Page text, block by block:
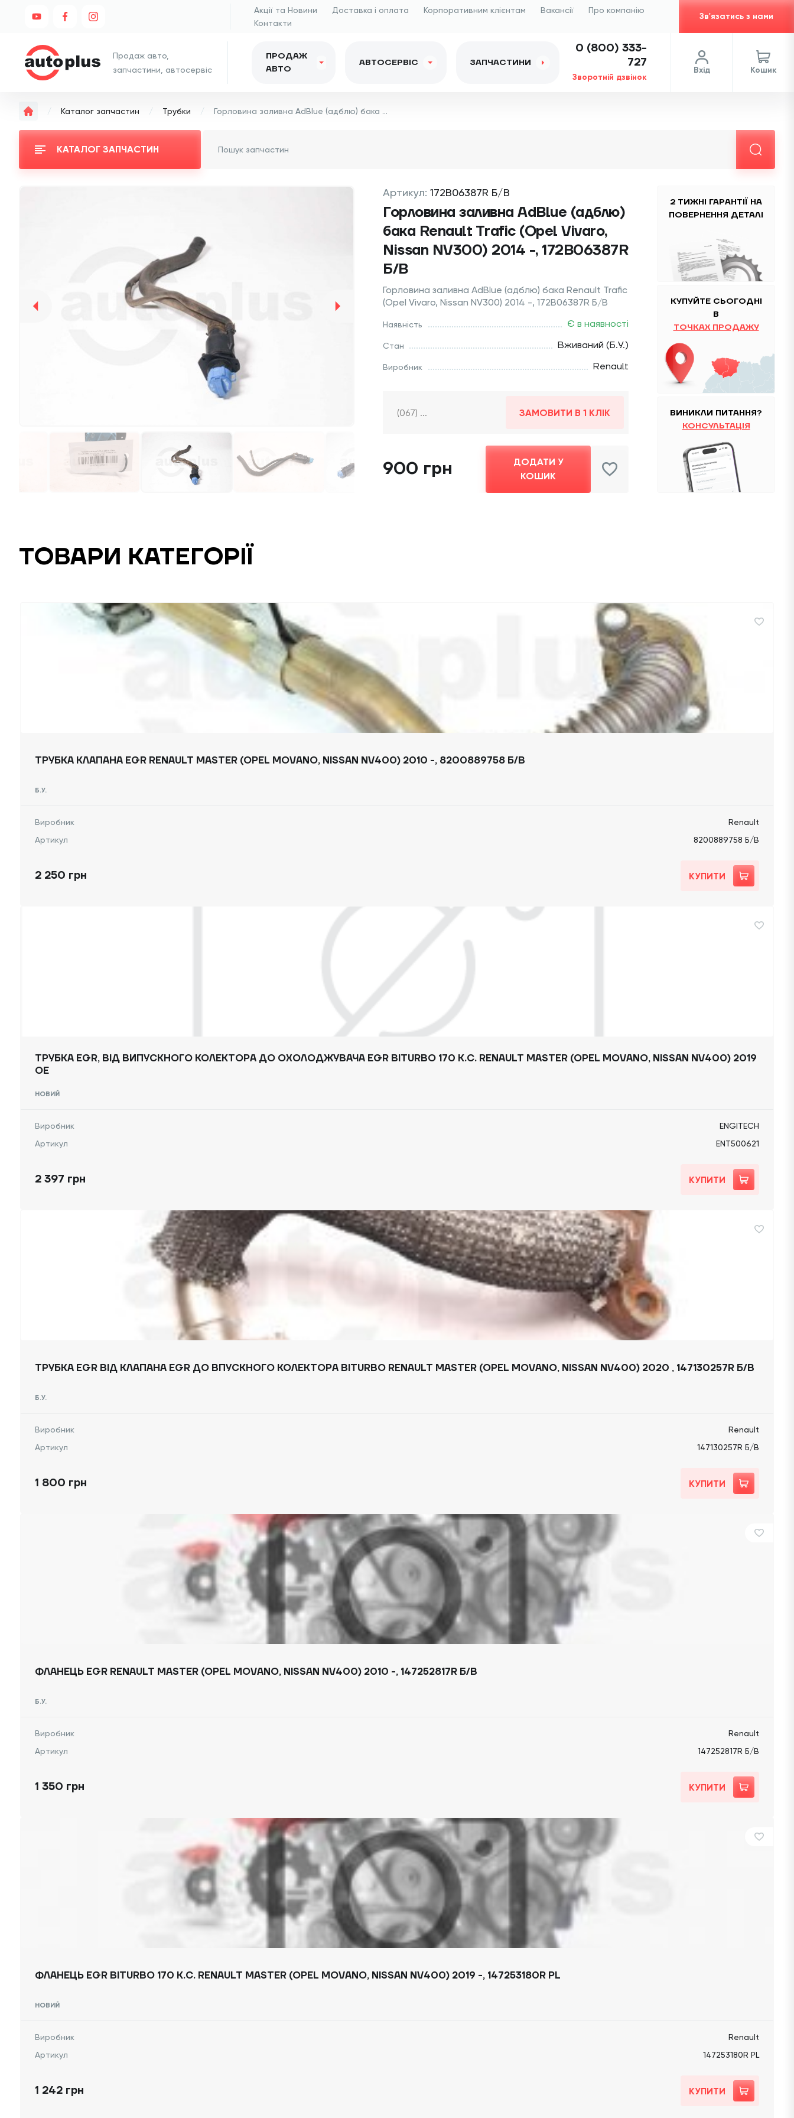
Акції та Новини Доставка і оплата Корпоративним клієнтам Вакансії
Про компанію
Контакти
Зв'язатись з нами
Продаж авто,
запчастини, автосервіс
ПРОДАЖ
АВТО
АВТОСЕРВІС ЗАПЧАСТИНИ
0 (800) 333-
727
Зворотній дзвінок
Вхід Кошик
Каталог запчастин Трубки Горловина заливна AdBlue (адблю) бака Renault Trafic (Opel Vivaro, Nissan NV300) 2014 -, 172B06387R Б/В
КАТАЛОГ ЗАПЧАСТИН
Артикул: 172B06387R Б/В
Горловина заливна AdBlue (адблю)
бака Renault Trafic (Opel Vivaro,
Nissan NV300) 2014 -, 172B06387R
Б/В
Горловина заливна AdBlue (адблю) бака Renault Trafic
(Opel Vivaro, Nissan NV300) 2014 -, 172B06387R Б/В
Наявність Є в наявності
Стан Вживаний (Б.У.)
Виробник Renault
ЗАМОВИТИ В 1 КЛІК
900 грн
ДОДАТИ У
КОШИК
2 ТИЖНІ ГАРАНТІЇ НА
ПОВЕРНЕННЯ ДЕТАЛІ
КУПУЙТЕCЬОГОДНІ
В
ТОЧКАХ ПРОДАЖУ
ВИНИКЛИ ПИТАННЯ?
КОНСУЛЬТАЦІЯ
ТОВАРИ КАТЕГОРІЇ
ТРУБКА КЛАПАНА EGR RENAULT MASTER (OPEL MOVANO, NISSAN NV400) 2010 -, 8200889758 Б/В
Б.У.
Виробник
Renault
Артикул
8200889758 Б/В
2 250 грн КУПИТИ
ТРУБКА EGR, ВІД ВИПУСКНОГО КОЛЕКТОРА ДО ОХОЛОДЖУВАЧА EGR BITURBO 170 К.С. RENAULT MASTER (OPEL MOVANO, NISSAN NV400) 2019
OE
НОВИЙ
Виробник
ENGITECH
Артикул
ENT500621
2 397 грн КУПИТИ
ТРУБКА EGR ВІД КЛАПАНА EGR ДО ВПУСКНОГО КОЛЕКТОРА BITURBO RENAULT MASTER (OPEL MOVANO, NISSAN NV400) 2020 , 147130257R Б/В
Б.У.
Виробник
Renault
Артикул
147130257R Б/В
1 800 грн КУПИТИ
ФЛАНЕЦЬ EGR RENAULT MASTER (OPEL MOVANO, NISSAN NV400) 2010 -, 147252817R Б/В
Б.У.
Виробник
Renault
Артикул
147252817R Б/В
1 350 грн КУПИТИ
ФЛАНЕЦЬ EGR BITURBO 170 К.С. RENAULT MASTER (OPEL MOVANO, NISSAN NV400) 2019 -, 147253180R PL
НОВИЙ
Виробник
Renault
Артикул
147253180R PL
1 242 грн КУПИТИ